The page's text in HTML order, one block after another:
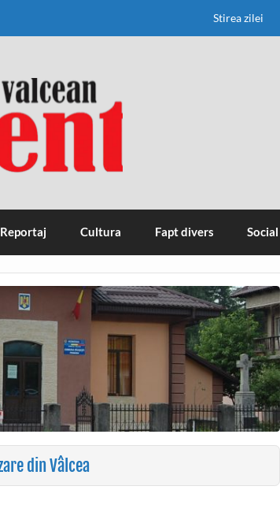
Stirea zilei
Reportaj Cultura Fapt divers Social
din Vâlcea